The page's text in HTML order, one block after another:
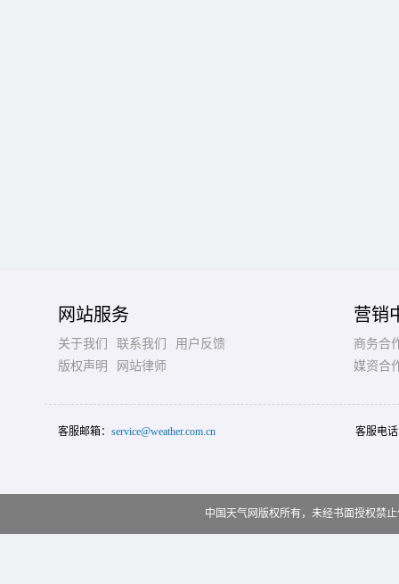
网站服务
关于我们 联系我们
用户反馈
版权声明
网站律师
营销
商务合
媒资合
客服邮箱： service@weather.com.cn 客服电
中国天气网版权所有，未经书面授权